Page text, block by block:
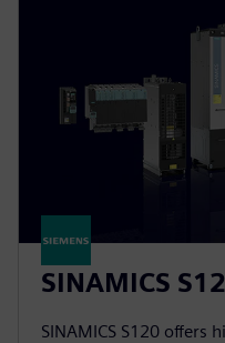
SINAMICS
SINAMICS S120